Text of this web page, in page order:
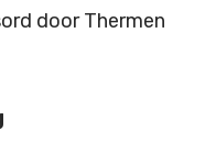
door Thermen